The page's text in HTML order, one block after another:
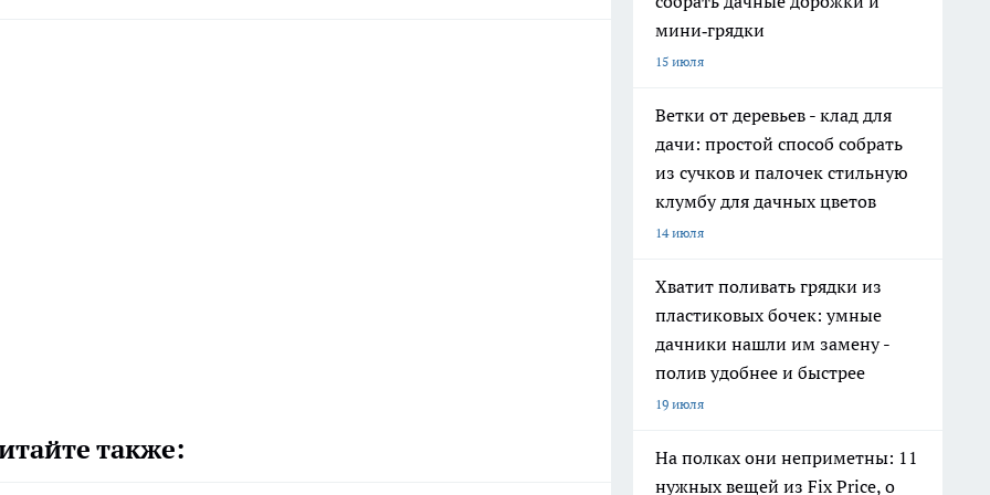
также:
мини‑грядки
15 июля
Ветки от деревьев - клад для
дачи: простой способ собрать
из сучков и палочек стильную
клумбу для дачных цветов
14 июля
Хватит поливать грядки из
пластиковых бочек: умные
дачники нашли им замену -
полив удобнее и быстрее
19 июля
На полках они неприметны: 11
нужных вещей из Fix Price, о